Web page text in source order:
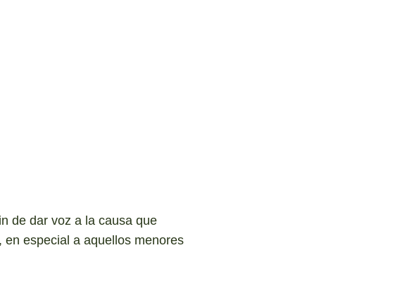
de dar voz a la causa que
especial a aquellos menores